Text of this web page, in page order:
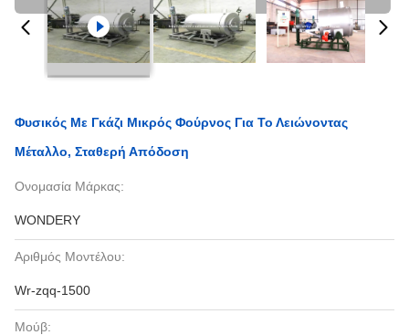
Φυσικός Με Γκάζι Μικρός Φούρνος Για Το Λειώνοντας
Μέταλλο, Σταθερή Απόδοση
Ονομασία Μάρκας:
WONDERY
Αριθμός Μοντέλου:
Wr-zqq-1500
Μούβ: